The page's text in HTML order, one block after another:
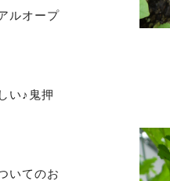
ルオープ
い♪鬼押
いてのお